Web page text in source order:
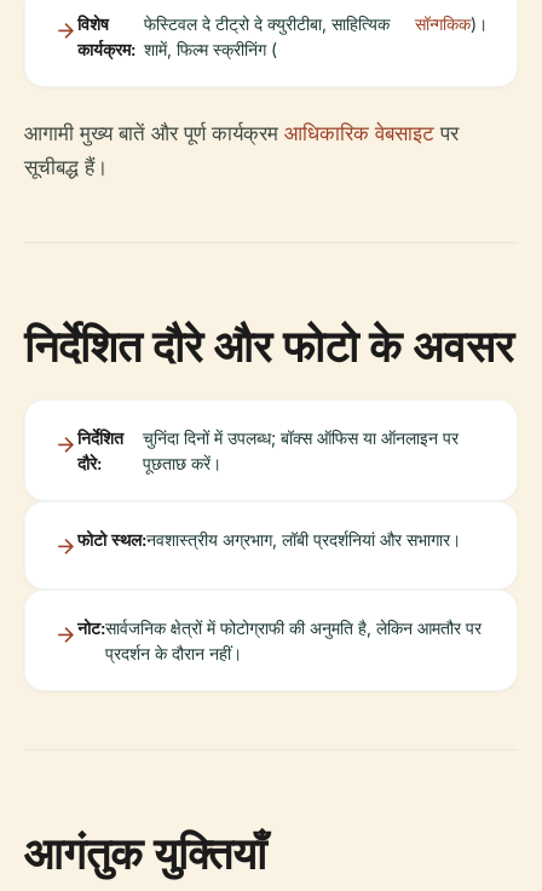
विशेष
कार्यक्रम:
फेस्टिवल दे टीट्रो दे क्युरीटीबा, साहित्यिक
शामें, फिल्म स्क्रीनिंग (
सॉन्गकिक)।
आगामी मुख्य बातें और पूर्ण कार्यक्रम आधिकारिक वेबसाइट पर
सूचीबद्ध हैं।
निर्देशित दौरे और फोटो के अवसर
निर्देशित
दौरे:
चुनिंदा दिनों में उपलब्ध; बॉक्स ऑफिस या ऑनलाइन पर
पूछताछ करें।
फोटो स्थल:नवशास्त्रीय अग्रभाग, लॉबी प्रदर्शनियां और सभागार।
नोट:सार्वजनिक क्षेत्रों में फोटोग्राफी की अनुमति है, लेकिन आमतौर पर
प्रदर्शन के दौरान नहीं।
आगंतुक युक्तियाँ